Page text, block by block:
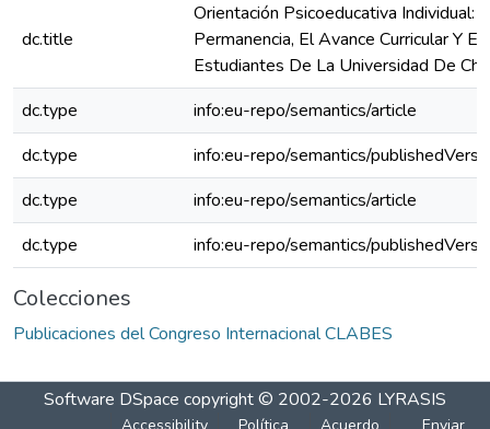
dc.title
Orientación Psicoeducativa Individual:
Permanencia, El Avance Curricular Y
Estudiantes De La Universidad De
dc.type
info:eu-repo/semantics/article
dc.type
info:eu-repo/semantics/
dc.type
info:eu-repo/semantics/article
dc.type
info:eu-repo/semantics/
Colecciones
Publicaciones del Congreso Internacional CLABES
Software DSpace copyright © 2002-2026 LYRASIS